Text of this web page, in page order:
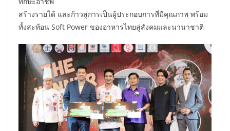
สร้างรายได้ และก้าวสู่การเป็นผู้ประกอบการที่มีคุณภาพ พร้อม
ทั้งสะท้อน Soft Power ของอาหารไทยสู่สังคมและนานาชาติ